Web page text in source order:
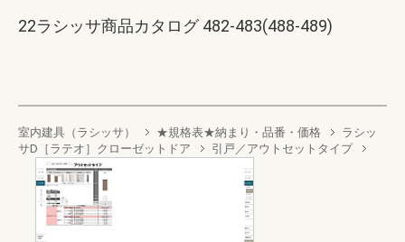
22ラシッサ商品カタログ 482-483(488-489)
室内建具（ラシッサ） ★規格表★納まり・品番・価格
ラシッ
サD［ラテオ］クローゼットドア
引戸／アウトセットタイプ